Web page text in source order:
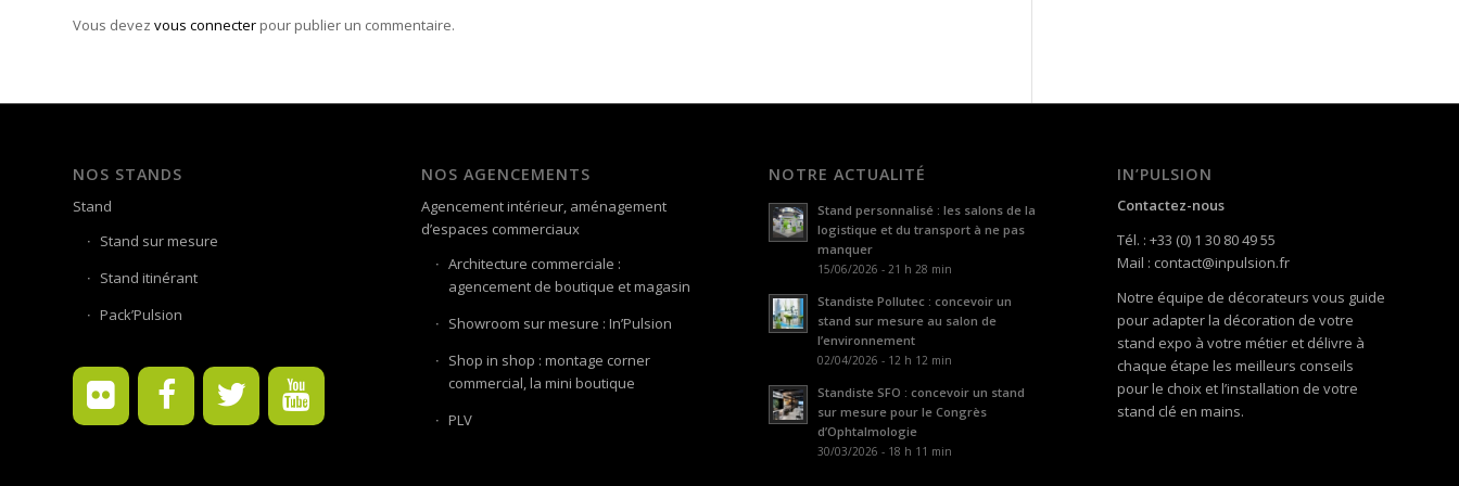
Vous devez vous connecter pour publier un commentaire.
NOS STANDS
Stand
Stand sur mesure
Stand itinérant
Pack’Pulsion
NOS AGENCEMENTS
Agencement intérieur, aménagement
d’espaces commerciaux
Architecture commerciale :
agencement de boutique et magasin
Showroom sur mesure : In’Pulsion
Shop in shop : montage corner
commercial, la mini boutique
PLV
NOTRE ACTUALITÉ
Stand personnalisé : les salons de la
logistique et du transport à ne pas
manquer
15/06/2026 - 21 h 28 min
Standiste Pollutec : concevoir un
stand sur mesure au salon de
l’environnement
02/04/2026 - 12 h 12 min
Standiste SFO : concevoir un stand
sur mesure pour le Congrès
d’Ophtalmologie
30/03/2026 - 18 h 11 min
IN’PULSION
Contactez-nous
Tél. : +33 (0) 1 30 80 49 55
Mail : contact@inpulsion.fr
Notre équipe de décorateurs vous guide
pour adapter la décoration de votre
stand expo à votre métier et délivre à
chaque étape les meilleurs conseils
pour le choix et l’installation de votre
stand clé en mains.